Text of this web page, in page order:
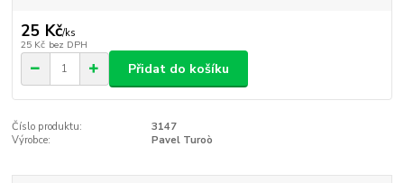
25 Kč/ks
25 Kč bez DPH
Přidat do košíku
Číslo produktu:
3147
Výrobce:
Pavel Turoò